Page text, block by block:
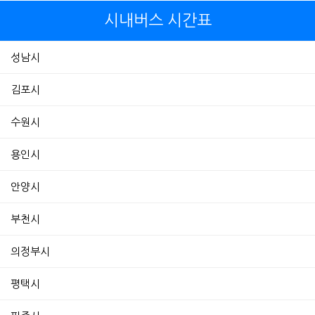
시내버스 시간표
성남시
김포시
수원시
용인시
안양시
부천시
의정부시
평택시